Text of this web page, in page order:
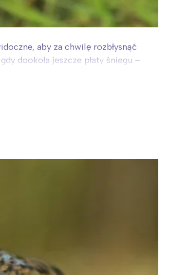
aby za chwilę rozbłysnąć
dookoła jeszcze płaty śniegu –